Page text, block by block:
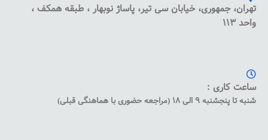
تهران، جمهوری، خیابان سی تیر، پاساژ نوبهار ، طبقه همکف ،
واحد 113
ساعت کاری :
شنبه تا پنجشنبه 9 الی 18 (مراجعه حضوری با هماهنگی قبلی)